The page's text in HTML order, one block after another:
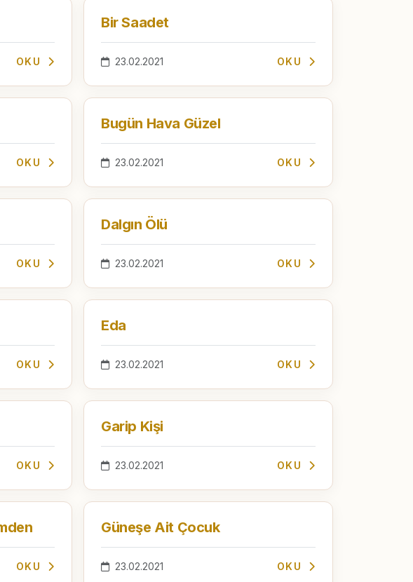
OKU
Bir Saadet
23.02.2021 OKU
OKU
Bugün Hava Güzel
23.02.2021 OKU
OKU
Dalgın Ölü
23.02.2021 OKU
OKU
Eda
23.02.2021 OKU
OKU
Garip Kişi
23.02.2021 OKU
OKU
Güneşe Ait Çocuk
23.02.2021 OKU